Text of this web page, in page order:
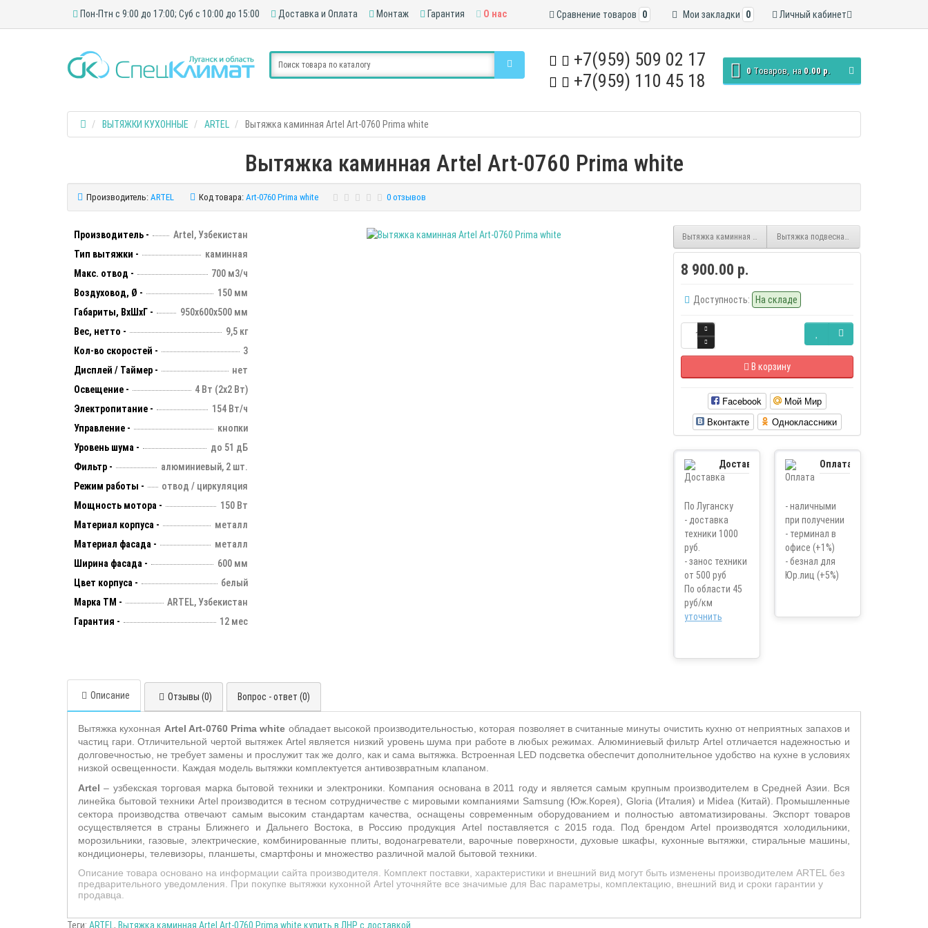
Пон-Птн с 9:00 до 17:00; Суб с 10:00 до 15:00 Доставка и Оплата Монтаж Гарантия О нас Личный кабинет
Мои закладки 0
Сравнение товаров 0
+7(959) 509 02 17
+7(959) 110 45 18
0 Tоваров, на 0.00 р.
ВЫТЯЖКИ КУХОННЫЕ ARTEL Вытяжка каминная Artel Art-0760 Prima white
Вытяжка каминная Artel Art-0760 Prima white
Производитель: ARTEL Код товара: Art-0760 Prima white 0 отзывов
Производитель -
Artel, Узбекистан
Тип вытяжки -
каминная
Макс. отвод -
700 м3/ч
Воздуховод, Ø -
150 мм
Габариты, ВхШхГ -
950х600х500 мм
Вес, нетто -
9,5 кг
Кол-во скоростей -
3
Дисплей / Таймер -
нет
Освещение -
4 Вт (2х2 Вт)
Электропитание -
154 Вт/ч
Управление -
кнопки
Уровень шума -
до 51 дБ
Фильтр -
алюминиевый, 2 шт.
Режим работы -
отвод / циркуляция
Мощность мотора -
150 Вт
Материал корпуса -
металл
Материал фасада -
металл
Ширина фасада -
600 мм
Цвет корпуса -
белый
Марка ТМ -
ARTEL, Узбекистан
Гарантия -
12 мес
Вытяжка каминная Artel Art-0760 Prima beigeВытяжка подвесная Artel Art-0960 Punto
8 900.00 р.
Доступность: На складе
В корзину
Facebook
Мой Мир
Вконтакте
Одноклассники
Доставка
По Луганску
- доставка
техники 1000
руб.
- занос техники
от 500 руб
По области 45
руб/км
уточнить
Оплата
- наличными
при получении
- терминал в
офисе (+1%)
- безнал для
Юр.лиц (+5%)
Описание Отзывы (0) Вопрос - ответ (0)
Вытяжка кухонная Artel Art-0760 Prima white обладает высокой производительностью, которая позволяет в считанные минуты очистить кухню от неприятных запахов и
частиц гари. Отличительной чертой вытяжек Artel является низкий уровень шума при работе в любых режимах. Алюминиевый фильтр Artel отличается надежностью и
долговечностью, не требует замены и прослужит так же долго, как и сама вытяжка. Встроенная LED подсветка обеспечит дополнительное удобство на кухне в условиях
низкой освещенности. Каждая модель вытяжки комплектуется антивозвратным клапаном.
Artel – узбекская торговая марка бытовой техники и электроники. Компания основана в 2011 году и является самым крупным производителем в Средней Азии. Вся
линейка бытовой техники Artel производится в тесном сотрудничестве с мировыми компаниями Samsung (Юж.Корея), Gloria (Италия) и Midea (Китай). Промышленные
сектора производства отвечают самым высоким стандартам качества, оснащены современным оборудованием и полностью автоматизированы. Экспорт товаров
осуществляется в страны Ближнего и Дальнего Востока, в Россию продукция Artel поставляется с 2015 года. Под брендом Artel производятся холодильники,
морозильники, газовые, электрические, комбинированные плиты, водонагреватели, варочные поверхности, духовые шкафы, кухонные вытяжки, стиральные машины,
кондиционеры, телевизоры, планшеты, смартфоны и множество различной малой бытовой техники.
Описание товара основано на информации сайта производителя. Комплект поставки, характеристики и внешний вид могут быть изменены производителем ARTEL без
предварительного уведомления. При покупке вытяжки кухонной Artel уточняйте все значимые для Вас параметры, комплектацию, внешний вид и сроки гарантии у
продавца.
Теги: ARTEL, Вытяжка каминная Artel Art-0760 Prima white купить в ЛНР с доставкой